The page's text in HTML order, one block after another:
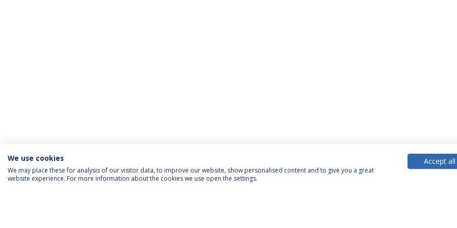
We use cookies
We may place these for analysis of our visitor data, to improve our website, show personalised content and to give you a great
website experience. For more information about the cookies we use open the settings.
Accept all